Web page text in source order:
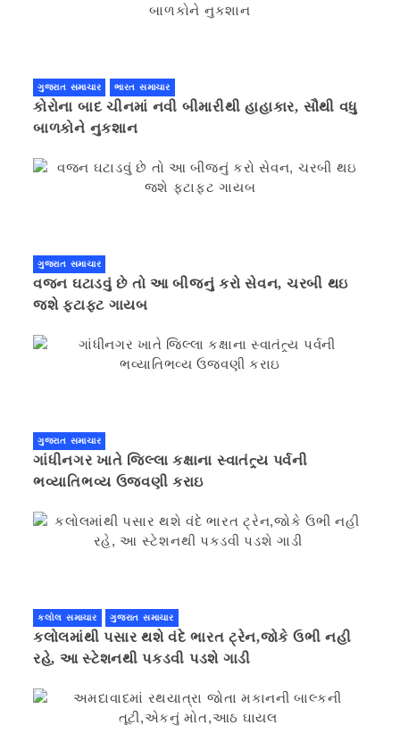
ગુજરાત સમાચાર ભારત સમાચાર
કોરોના બાદ ચીનમાં નવી બીમારીથી હાહાકાર, સૌથી વધુ
બાળકોને નુકશાન
ગુજરાત સમાચાર
વજન ઘટાડવું છે તો આ બીજનું કરો સેવન, ચરબી થઇ
જશે ફટાફટ ગાયબ
ગુજરાત સમાચાર
ગાંધીનગર ખાતે જિલ્લા કક્ષાના સ્વાતંત્ર્ય પર્વની
ભવ્યાતિભવ્ય ઉજવણી કરાઇ
કલોલ સમાચાર ગુજરાત સમાચાર
કલોલમાંથી પસાર થશે વંદે ભારત ટ્રેન,જોકે ઉભી નહી
રહે, આ સ્ટેશનથી પકડવી પડશે ગાડી